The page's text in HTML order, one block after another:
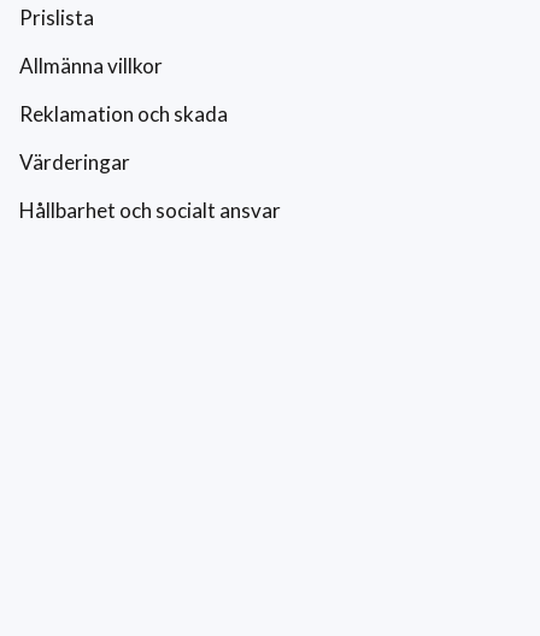
Prislista
Allmänna villkor
Reklamation och skada
Värderingar
Hållbarhet och socialt ansvar